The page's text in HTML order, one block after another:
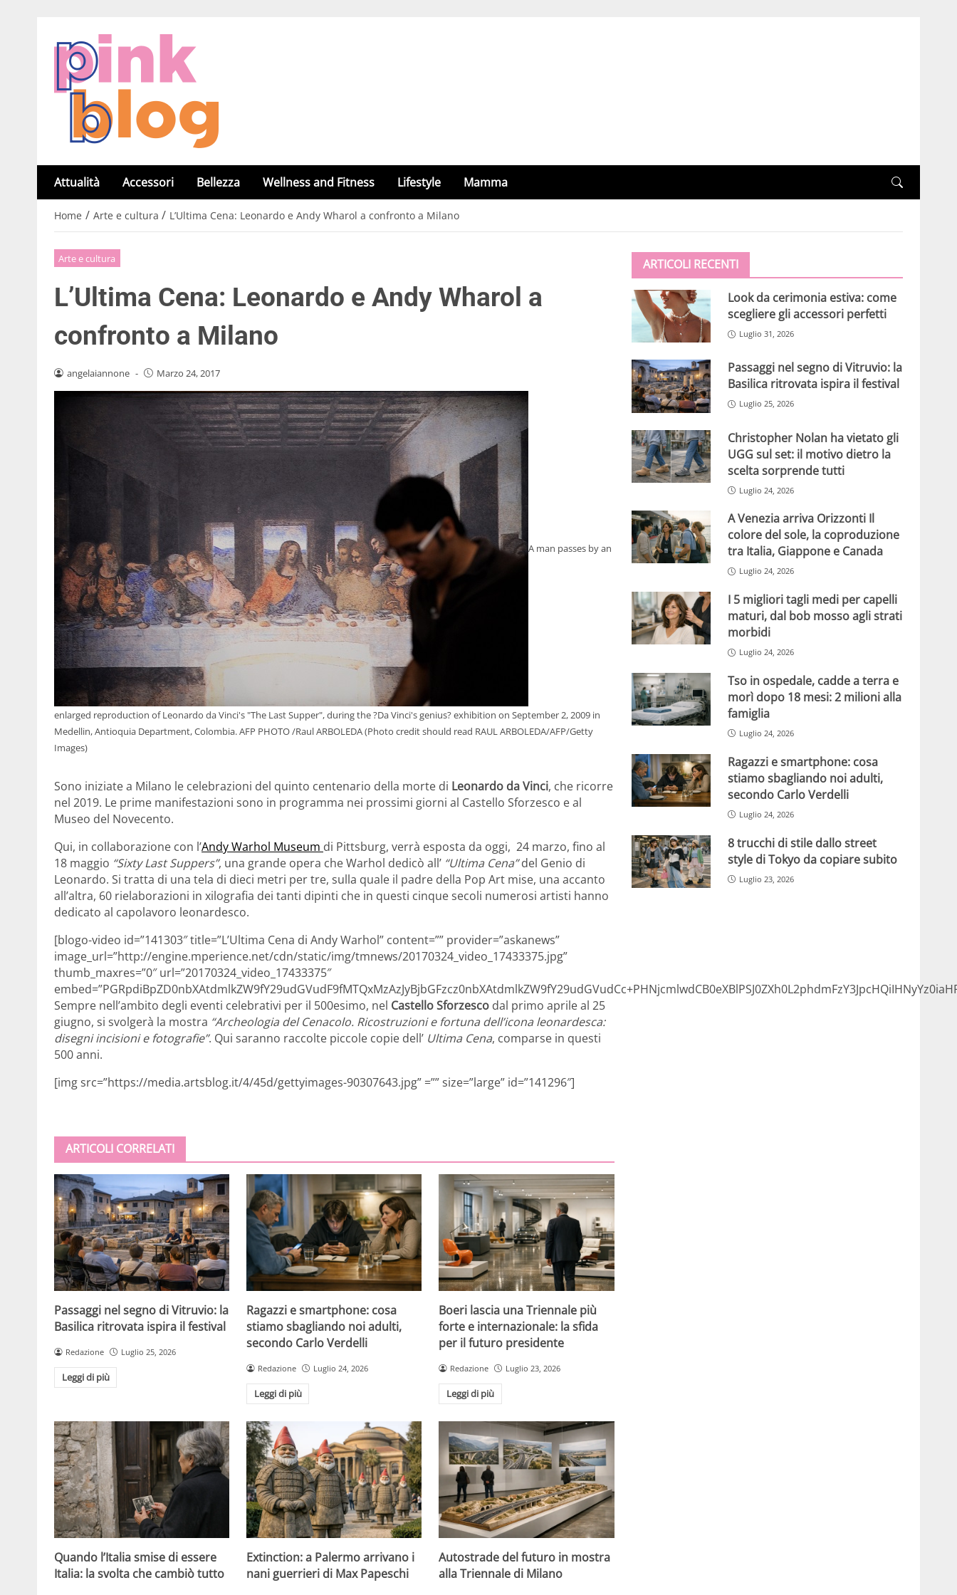
Attualità Accessori Bellezza Wellness and Fitness Lifestyle Mamma
Home / Arte e cultura / L’Ultima Cena: Leonardo e Andy Wharol a confronto a Milano
Arte e cultura
L’Ultima Cena: Leonardo e Andy Wharol a
confronto a Milano
angelaiannone - Marzo 24, 2017
A man passes by an
enlarged reproduction of Leonardo da Vinci's "The Last Supper", during the ?Da Vinci's genius? exhibition on September 2, 2009 in
Medellin, Antioquia Department, Colombia. AFP PHOTO /Raul ARBOLEDA (Photo credit should read RAUL ARBOLEDA/AFP/Getty
Images)
Sono iniziate a Milano le celebrazioni del quinto centenario della morte di Leonardo da Vinci, che ricorre
nel 2019. Le prime manifestazioni sono in programma nei prossimi giorni al Castello Sforzesco e al
Museo del Novecento.
Qui, in collaborazione con l’Andy Warhol Museum di Pittsburg, verrà esposta da oggi, 24 marzo, fino al
18 maggio “Sixty Last Suppers”, una grande opera che Warhol dedicò all’ “Ultima Cena”del Genio di
Leonardo. Si tratta di una tela di dieci metri per tre, sulla quale il padre della Pop Art mise, una accanto
all’altra, 60 rielaborazioni in xilografia dei tanti dipinti che in questi cinque secoli numerosi artisti hanno
dedicato al capolavoro leonardesco.
[blogo-video id=”141303″ title=”L’Ultima Cena di Andy Warhol” content=”” provider=”askanews”
image_url=”http://engine.mperience.net/cdn/static/img/tmnews/20170324_video_17433375.jpg”
thumb_maxres=”0″ url=”20170324_video_17433375″
Sempre nell’ambito degli eventi celebrativi per il 500esimo, nel Castello Sforzesco dal primo aprile al 25
giugno, si svolgerà la mostra “Archeologia del Cenacolo. Ricostruzioni e fortuna dell’icona leonardesca:
disegni incisioni e fotografie”. Qui saranno raccolte piccole copie dell’ Ultima Cena, comparse in questi
500 anni.
[img src=”https://media.artsblog.it/4/45d/gettyimages-90307643.jpg” =”” size=”large” id=”141296″]
ARTICOLI CORRELATI
Passaggi nel segno di Vitruvio: la
Basilica ritrovata ispira il festival
Redazione Luglio 25, 2026
Leggi di più
Ragazzi e smartphone: cosa
stiamo sbagliando noi adulti,
secondo Carlo Verdelli
Redazione Luglio 24, 2026
Leggi di più
Boeri lascia una Triennale più
forte e internazionale: la sfida
per il futuro presidente
Redazione Luglio 23, 2026
Leggi di più
Quando l’Italia smise di essere
Italia: la svolta che cambiò tutto
Extinction: a Palermo arrivano i
nani guerrieri di Max Papeschi
Autostrade del futuro in mostra
alla Triennale di Milano
ARTICOLI RECENTI
Look da cerimonia estiva: come
scegliere gli accessori perfetti
Luglio 31, 2026
Passaggi nel segno di Vitruvio: la
Basilica ritrovata ispira il festival
Luglio 25, 2026
Christopher Nolan ha vietato gli
UGG sul set: il motivo dietro la
scelta sorprende tutti
Luglio 24, 2026
A Venezia arriva Orizzonti Il
colore del sole, la coproduzione
tra Italia, Giappone e Canada
Luglio 24, 2026
I 5 migliori tagli medi per capelli
maturi, dal bob mosso agli strati
morbidi
Luglio 24, 2026
Tso in ospedale, cadde a terra e
morì dopo 18 mesi: 2 milioni alla
famiglia
Luglio 24, 2026
Ragazzi e smartphone: cosa
stiamo sbagliando noi adulti,
secondo Carlo Verdelli
Luglio 24, 2026
8 trucchi di stile dallo street
style di Tokyo da copiare subito
Luglio 23, 2026